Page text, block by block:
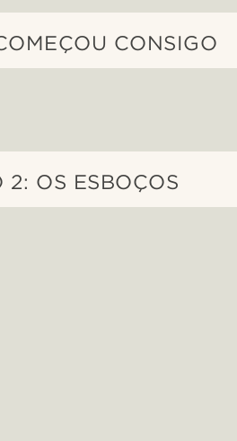
CONSIGO
2: OS ESBOÇOS